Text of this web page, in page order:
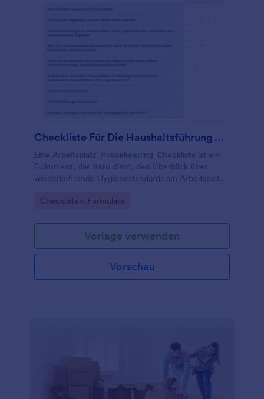
Checkliste Für Die Haushaltsführung Am Arbeitsplatz
Eine Arbeitsplatz-Housekeeping-Checkliste ist ein
Dokument, das dazu dient, den Überblick über
wiederkehrende Hygienestandards am Arbeitsplatz
Go to Category:
Checklisten-Formulare
Vorlage verwenden
Vorschau